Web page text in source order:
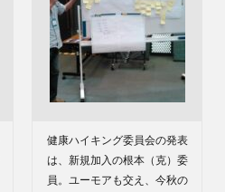
健康ハイキング委員会の発表
は、新規加入の根本（克）委
員。ユーモアも交え、今秋の